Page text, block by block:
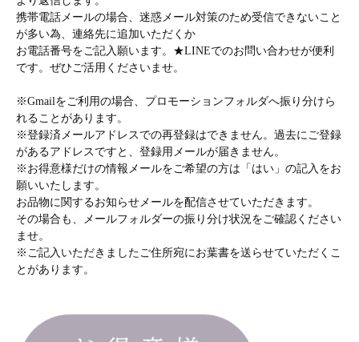
携帯電話メールの場合、迷惑メール対策のため受信できないこと
が多い為、連絡先に追加いただくか
お電話番号をご記入願います。★LINEでのお問い合わせが便利
です。ぜひご活用くださいませ。
※Gmailをご利用の場合、プロモーションフォルダへ振り分けら
れることがあります。
※登録済メールアドレスでの再登録はできません。過去にご登録
があるアドレスですと、登録用メールが届きません。
※お得意様だけの情報メールをご希望の方は「はい」の記入をお
願いいたします。
お品物に関するお知らせメールを配信させていただきます。
その場合も、メールフォルダーの振り分け状況をご確認ください
ませ。
※ご記入いただきましたご住所宛にお葉書を送らせていただくこ
とがあります。